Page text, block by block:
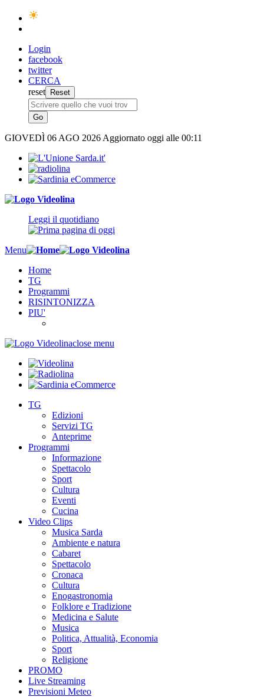
Login
facebook
twitter
CERCA
reset
GIOVEDÌ 06 AGO 2026 Aggiornato oggi alle 00:11
Leggi il quotidiano
Menu
Home
TG
Programmi
RISINTONIZZA
PIU'
close menu
TG
Edizioni
Servizi TG
Anteprime
Programmi
Informazione
Spettacolo
Sport
Cultura
Eventi
Cucina
Video Clips
Musica Sarda
Ambiente e natura
Cabaret
Spettacolo
Cronaca
Cultura
Enogastronomia
Folklore e Tradizione
Medicina e Salute
Musica
Politica, Attualità, Economia
Sport
Religione
PROMO
Live Streaming
Previsioni Meteo